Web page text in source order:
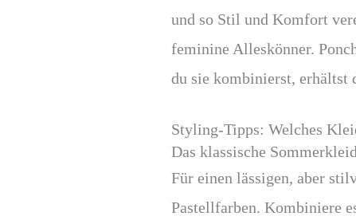
und so Stil und Komfort
feminine Alleskönner.
du sie kombinierst, erhältst
Styling-Tipps: Welches
Das klassische
Für einen lässigen, aber
Pastellfarben. Kombiniere